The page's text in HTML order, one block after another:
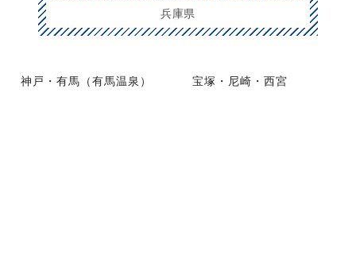
兵庫県
神戸・有馬（有馬温泉） 宝塚・尼崎・西宮